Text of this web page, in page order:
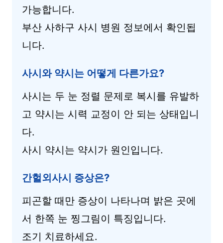
가능합니다.
부산 사하구 사시 병원 정보에서 확인됩
니다.
사시와 약시는 어떻게 다른가요?
사시는 두 눈 정렬 문제로 복시를 유발하
고 약시는 시력 교정이 안 되는 상태입니
다.
사시 약시는 약시가 원인입니다.
간헐외사시 증상은?
피곤할 때만 증상이 나타나며 밝은 곳에
서 한쪽 눈 찡그림이 특징입니다.
조기 치료하세요.